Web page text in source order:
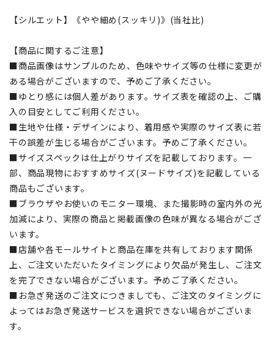
【シルエット】《やや細め(スッキリ)》(当社比)
【商品に関するご注意】
■商品画像はサンプルのため、色味やサイズ等の仕様に変更が
ある場合がございますので、予めご了承ください。
■ゆとり感には個人差があります。サイズ表を確認の上、ご購
入の目安としてご利用ください。
■生地や仕様・デザインにより、着用感や実際のサイズ表に若
干の誤差が生じる場合がございます。予めご了承ください。
■サイズスペックは仕上がりサイズを記載しております。一
部、商品現物におすすめサイズ(ヌードサイズ)を記載している
商品もございます。
■ブラウザやお使いのモニター環境、また撮影時の室内外の光
加減により、実際の商品と掲載画像の色味が異なる場合がござ
います。
■店舗や各モールサイトと商品在庫を共有しております関係
上、ご注文いただいたタイミングにより欠品が発生し、ご注文
を完了できない場合がございます。予めご了承ください。
■お急ぎ発送のご注文につきましても、ご注文のタイミングに
よってはお急ぎ発送サービスを選択できない場合がございま
す。